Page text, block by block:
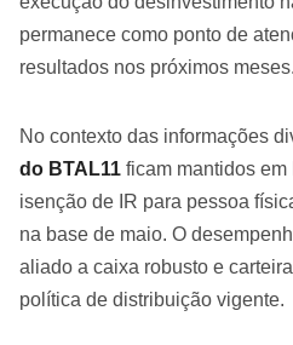
permanece como ponto de
resultados nos próximos meses.
No contexto das informações
do BTAL11 ficam mantidos
isenção de IR para pessoa
na base de maio. O
aliado a caixa robusto e
política de distribuição vigente.